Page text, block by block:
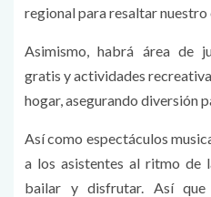
regional para resaltar nuestro
Asimismo, habrá área de
gratis y actividades
hogar, asegurando diversión
Así como espectáculos
a los asistentes al ritmo de
bailar y disfrutar. Así